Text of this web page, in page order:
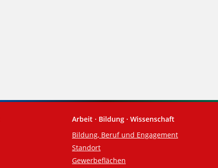
Arbeit · Bildung · Wissenschaft
Bildung, Beruf und Engagement
Standort
Gewerbeflächen